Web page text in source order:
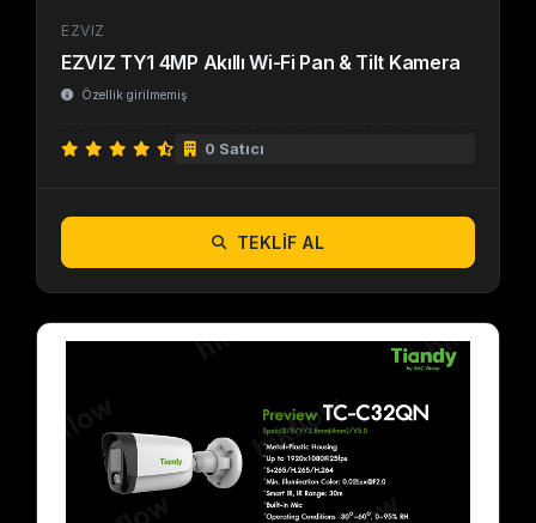
EZVIZ
EZVIZ TY1 4MP Akıllı Wi-Fi Pan & Tilt Kamera
Özellik girilmemiş
0 Satıcı
TEKLIF AL